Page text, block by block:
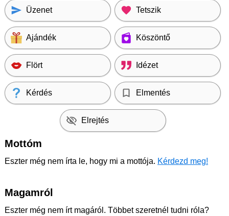
Üzenet Tetszik
Ajándék Köszöntő
Flört Idézet
Kérdés Elmentés
Elrejtés
Mottóm
Eszter még nem írta le, hogy mi a mottója. Kérdezd meg!
Magamról
Eszter még nem írt magáról. Többet szeretnél tudni róla?